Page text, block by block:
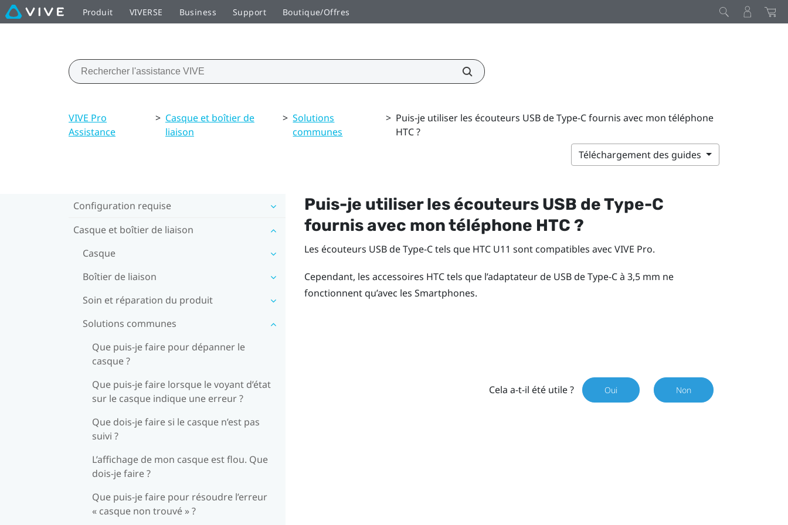
Produit VIVERSE Business Support Boutique/Offres
VIVE Pro
Assistance
> Casque et boîtier de
liaison
> Solutions
communes
> Puis-je utiliser les écouteurs USB de Type-C fournis avec mon téléphone
HTC ?
Téléchargement des guides
Configuration requise
Casque et boîtier de liaison
Casque
Boîtier de liaison
Soin et réparation du produit
Solutions communes
Que puis-je faire pour dépanner le
casque ?
Que puis-je faire lorsque le voyant d’état
sur le casque indique une erreur ?
Que dois-je faire si le casque n’est pas
suivi ?
L’affichage de mon casque est flou. Que
dois-je faire ?
Que puis-je faire pour résoudre l’erreur
« casque non trouvé » ?
Puis-je utiliser les écouteurs USB de Type-C
fournis avec mon téléphone HTC ?
Les écouteurs USB de Type-Ctels que HTC U11 sont compatibles avec VIVE Pro.
Cependant, les accessoires HTC tels que l’adaptateur de USB de Type-Cà 3,5 mm ne
fonctionnent qu’avec les Smartphones.
Cela a-t-il été utile ? Oui Non